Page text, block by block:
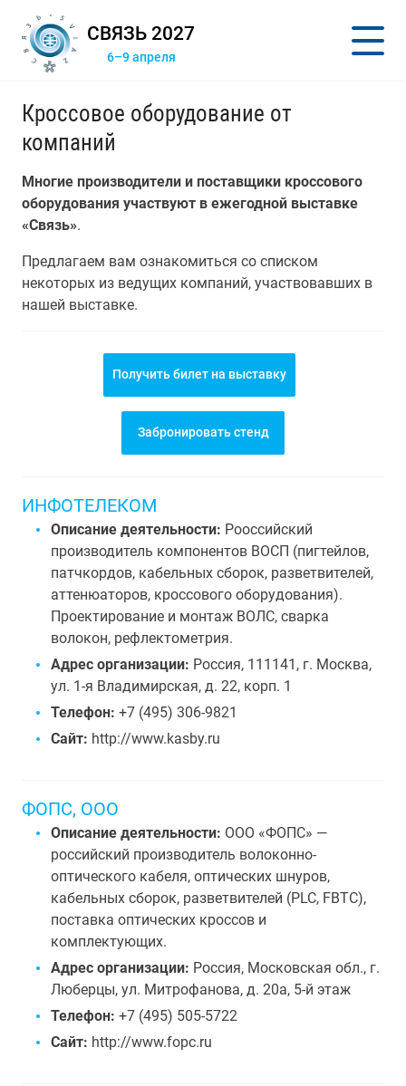
СВЯЗЬ 2027
6–9 апреля
Кроссовое оборудование от
компаний
Многие производители и поставщики кроссового
оборудования участвуют в ежегодной выставке
«Связь».
Предлагаем вам ознакомиться со списком
некоторых из ведущих компаний, участвовавших в
нашей выставке.
Получить билет на выставку
Забронировать стенд
ИНФОТЕЛЕКОМ
Описание деятельности: Рооссийский
производитель компонентов ВОСП (пигтейлов,
патчкордов, кабельных сборок, разветвителей,
аттенюаторов, кроссового оборудования).
Проектирование и монтаж ВОЛС, сварка
волокон, рефлектометрия.
Адрес организации: Россия, 111141, г. Москва,
ул. 1-я Владимирская, д. 22, корп. 1
Телефон: +7 (495) 306-9821
Сайт: http://www.kasby.ru
ФОПС, ООО
Описание деятельности: ООО «ФОПС» —
российский производитель волоконно-
оптического кабеля, оптических шнуров,
кабельных сборок, разветвителей (PLC, FBTC),
поставка оптических кроссов и
комплектующих.
Адрес организации: Россия, Московская обл., г.
Люберцы, ул. Митрофанова, д. 20а, 5-й этаж
Телефон: +7 (495) 505-5722
Сайт: http://www.fopc.ru